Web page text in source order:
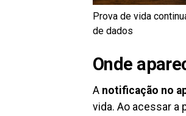
Prova de vida
de dados
Onde
A notificação no
vida. Ao acessar a